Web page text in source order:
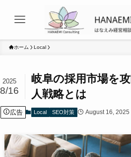
ホーム Local
岐阜の採用市場を
人戦略とは
2025
8/16
広告 Local SEO対策 August 16, 2025